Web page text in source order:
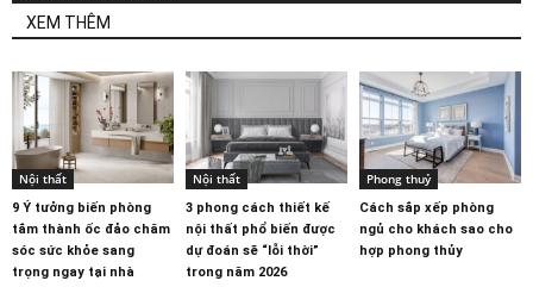
XEM THÊM
Nội thất
9 Ý tưởng biến phòng
tắm thành ốc đảo chăm
sóc sức khỏe sang
trọng ngay tại nhà
Nội thất
3 phong cách thiết kế
nội thất phổ biến được
dự đoán sẽ “lỗi thời”
trong năm 2026
Phong thuỷ
Cách sắp xếp phòng
ngủ cho khách sao cho
hợp phong thủy